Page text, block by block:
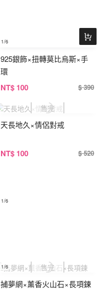
1/6
925銀飾×扭轉莫比烏斯×手
環
NT$ 100 $ 390
1/6
天長地久×情侶對戒
NT$ 100 $ 520
1/6
捕夢網×薰香火山石×長項鍊